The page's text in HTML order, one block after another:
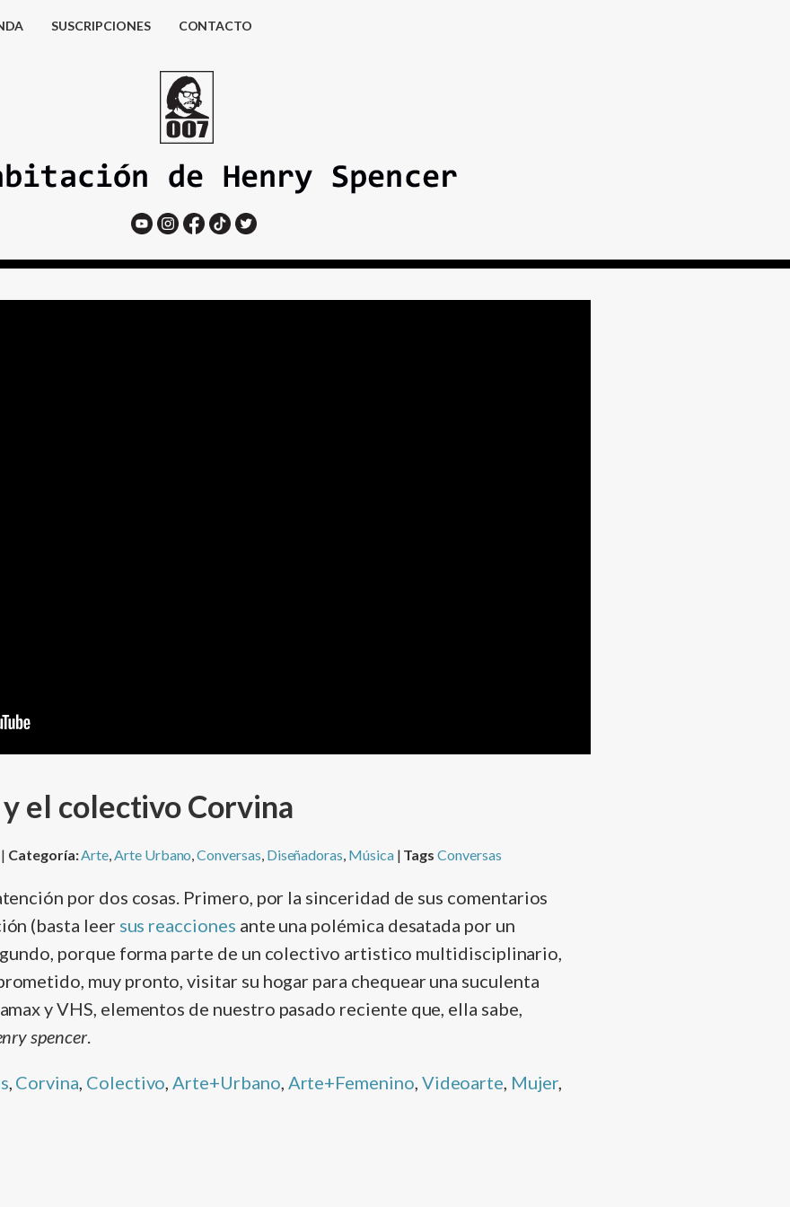
SUSCRIPCIONES CONTACTO
el colectivo Corvina
Categoría:Arte,Arte Urbano,Conversas, Diseñadoras, Música| TagsConversas
por dos cosas. Primero, por la sinceridad de sus comentarios
(basta leer sus reacciones ante una polémica desatada por un
porque forma parte de un colectivo artistico multidisciplinario,
muy pronto, visitar su hogar para chequear una suculenta
y VHS, elementos de nuestro pasado reciente que, ella sabe,
spencer.
, Corvina, Colectivo,Arte+Urbano, Arte+Femenino, Videoarte, Mujer,